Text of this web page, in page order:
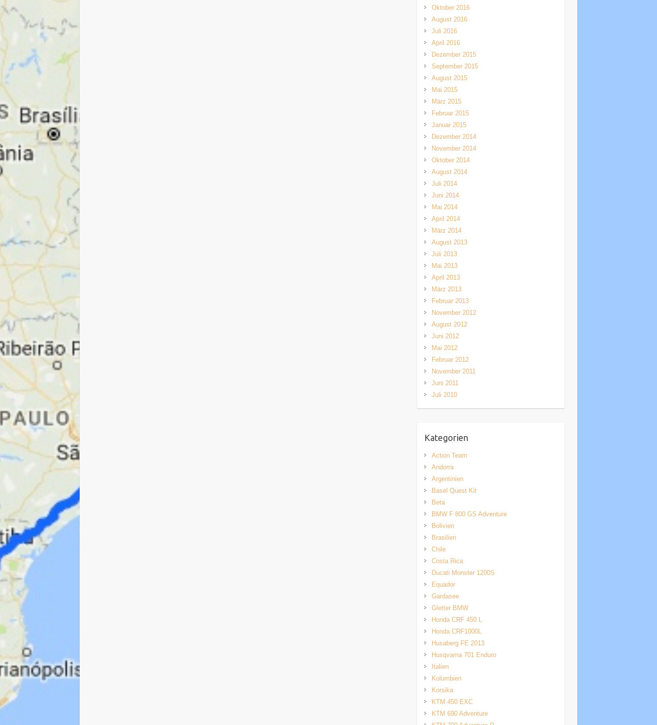
Oktober 2016
August 2016
Juli 2016
April 2016
Dezember 2015
September 2015
August 2015
Mai 2015
März 2015
Februar 2015
Januar 2015
Dezember 2014
November 2014
Oktober 2014
August 2014
Juli 2014
Juni 2014
Mai 2014
April 2014
März 2014
August 2013
Juli 2013
Mai 2013
April 2013
März 2013
Februar 2013
November 2012
August 2012
Juni 2012
Mai 2012
Februar 2012
November 2011
Juni 2011
Juli 2010
Kategorien
Action Team
Andorra
Argentinien
Basel Quest Kit
Beta
BMW F 800 GS Adventure
Bolivien
Brasilien
Chile
Costa Rica
Ducati Monster 1200S
Equador
Gardasee
Gletter BMW
Honda CRF 450 L
Honda CRF1000L
Husaberg FE 2013
Husqvarna 701 Enduro
Italien
Kolumbien
Korsika
KTM 450 EXC
KTM 690 Adventure